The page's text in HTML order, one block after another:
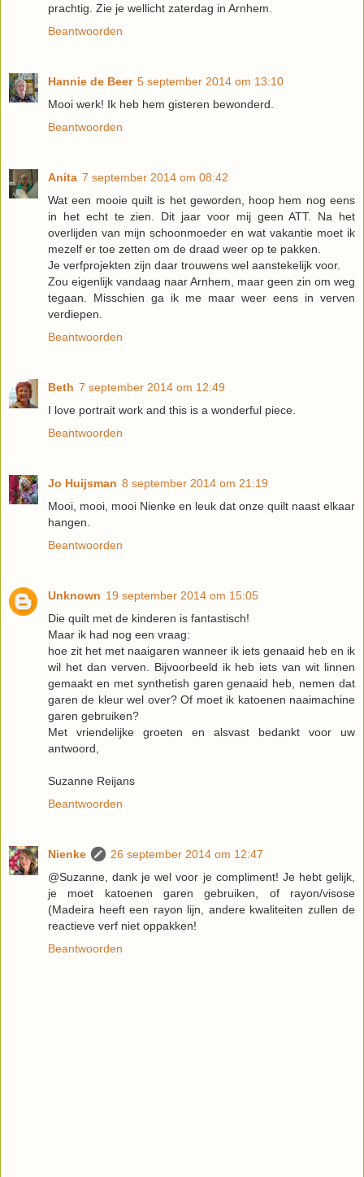
prachtig. Zie je wellicht zaterdag in Arnhem.
Beantwoorden
Hannie de Beer 5 september 2014 om 13:10
Mooi werk! Ik heb hem gisteren bewonderd.
Beantwoorden
Anita 7 september 2014 om 08:42
Wat een mooie quilt is het geworden, hoop hem nog eens
in het echt te zien. Dit jaar voor mij geen ATT. Na het
overlijden van mijn schoonmoeder en wat vakantie moet ik
mezelf er toe zetten om de draad weer op te pakken.
Je verfprojekten zijn daar trouwens wel aanstekelijk voor.
Zou eigenlijk vandaag naar Arnhem, maar geen zin om weg
tegaan. Misschien ga ik me maar weer eens in verven
verdiepen.
Beantwoorden
Beth 7 september 2014 om 12:49
I love portrait work and this is a wonderful piece.
Beantwoorden
Jo Huijsman 8 september 2014 om 21:19
Mooi, mooi, mooi Nienke en leuk dat onze quilt naast elkaar
hangen.
Beantwoorden
Unknown 19 september 2014 om 15:05
Die quilt met de kinderen is fantastisch!
Maar ik had nog een vraag:
hoe zit het met naaigaren wanneer ik iets genaaid heb en ik
wil het dan verven. Bijvoorbeeld ik heb iets van wit linnen
gemaakt en met synthetish garen genaaid heb, nemen dat
garen de kleur wel over? Of moet ik katoenen naaimachine
garen gebruiken?
Met vriendelijke groeten en alsvast bedankt voor uw
antwoord,
Suzanne Reijans
Beantwoorden
Nienke
26 september 2014 om 12:47
@Suzanne, dank je wel voor je compliment! Je hebt gelijk,
je moet katoenen garen gebruiken, of rayon/visose
(Madeira heeft een rayon lijn, andere kwaliteiten zullen de
reactieve verf niet oppakken!
Beantwoorden